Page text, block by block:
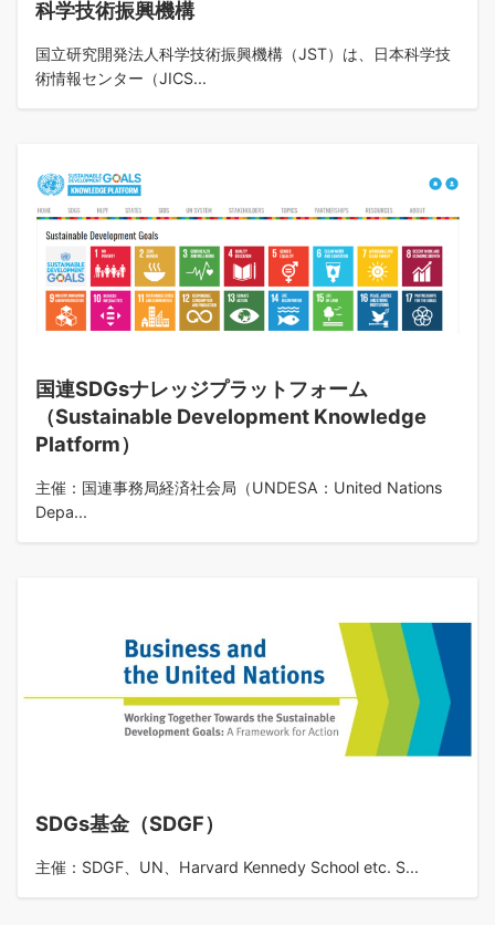
科学技術振興機構
国立研究開発法人科学技術振興機構（JST）は、日本科学技
術情報センター（JICS...
国連SDGsナレッジプラットフォーム
（Sustainable Development Knowledge
Platform）
主催：国連事務局経済社会局（UNDESA：United Nations
Depa...
SDGs基金（SDGF）
主催：SDGF、UN、Harvard Kennedy School etc. S...